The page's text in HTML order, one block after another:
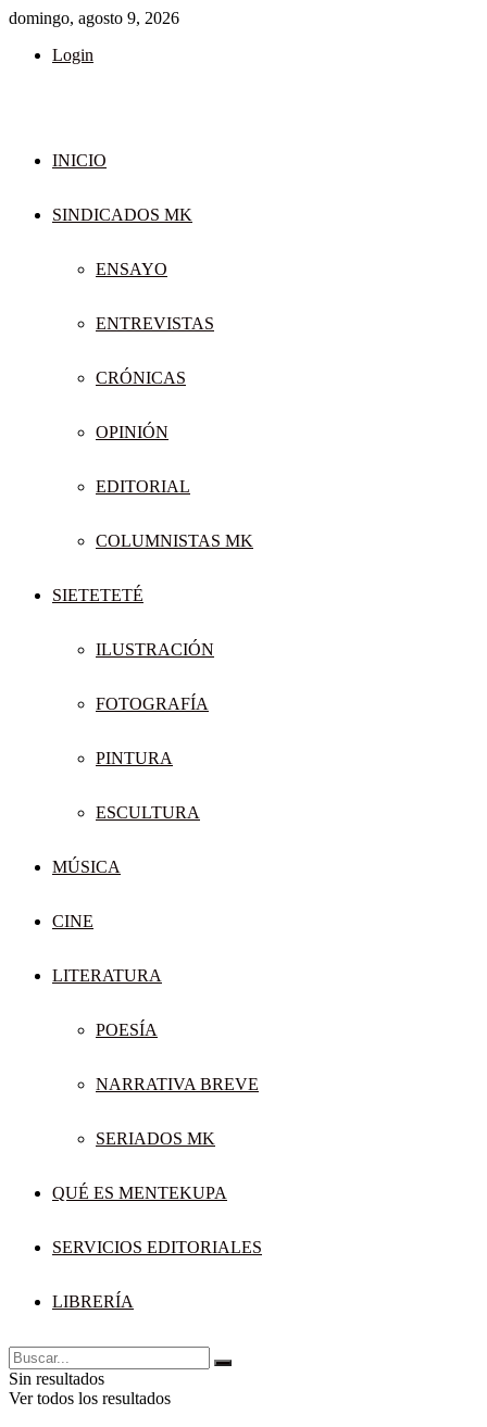
domingo, agosto 9, 2026
Login
INICIO
SINDICADOS MK
ENSAYO
ENTREVISTAS
CRÓNICAS
OPINIÓN
EDITORIAL
COLUMNISTAS MK
SIETETETÉ
ILUSTRACIÓN
FOTOGRAFÍA
PINTURA
ESCULTURA
MÚSICA
CINE
LITERATURA
POESÍA
NARRATIVA BREVE
SERIADOS MK
QUÉ ES MENTEKUPA
SERVICIOS EDITORIALES
LIBRERÍA
Sin resultados
Ver todos los resultados